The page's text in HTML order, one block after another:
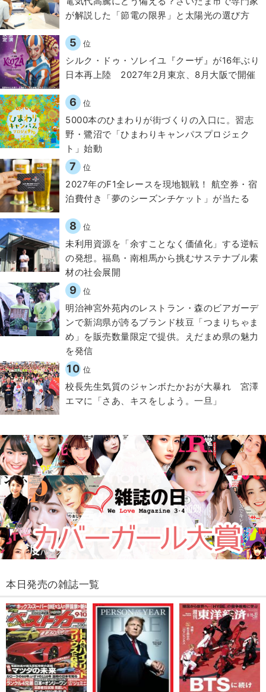
が解説した「節電の限界」と太陽光の選び方
5 位
シルク・ドゥ・ソレイユ『クーザ』が16年ぶり
日本再上陸 2027年2月東京、8月大阪で開催
6 位
5000本のひまわりが街づくりの入口に。習志
野・鷺沼で「ひまわりキャンパスプロジェク
ト」始動
7 位
2027年のF1全レースを現地観戦！ 航空券・宿
泊費付き「夢のシーズンチケット」が当たる
8 位
​​未利用資源を「余すことなく価値化」する逆転
の発想。福島・南相馬から挑むサステナブル素
材の社会展開​
9 位
明治神宮外苑内のレストラン・森のビアガーデ
ンで新潟県が誇るブランド枝豆「つまりちゃま
め」を販売数量限定で提供。えだまめ県の魅力
を発信
10 位
校長先生気質のジャンボたかおが大暴れ 宮澤
エマに「さあ、キスをしよう。一旦」
本日発売の雑誌一覧